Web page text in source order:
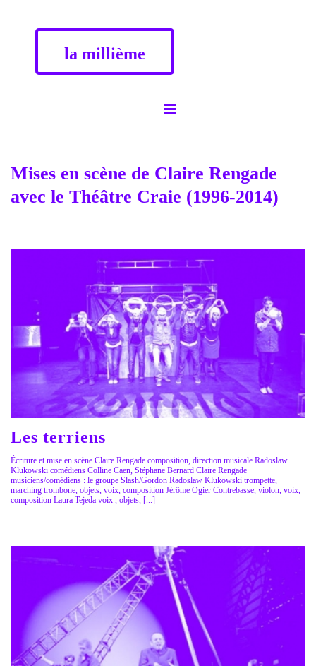
la millième
Mises en scène de Claire Rengade
avec le Théâtre Craie (1996-2014)
Les terriens
Écriture et mise en scène Claire Rengade composition, direction musicale Radoslaw
Klukowski comédiens Colline Caen, Stéphane Bernard Claire Rengade
musiciens/comédiens : le groupe Slash/Gordon Radoslaw Klukowski trompette,
marching trombone, objets, voix, composition Jérôme Ogier Contrebasse, violon, voix,
composition Laura Tejeda voix , objets, [...]